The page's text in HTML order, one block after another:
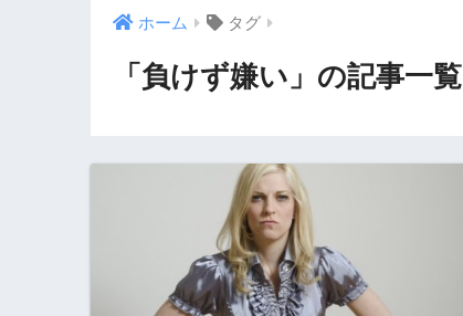
ホーム タグ
「負けず嫌い」の記事一覧